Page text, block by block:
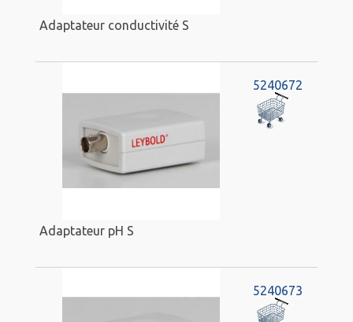
Adaptateur conductivité S
5240672
Adaptateur pH S
5240673